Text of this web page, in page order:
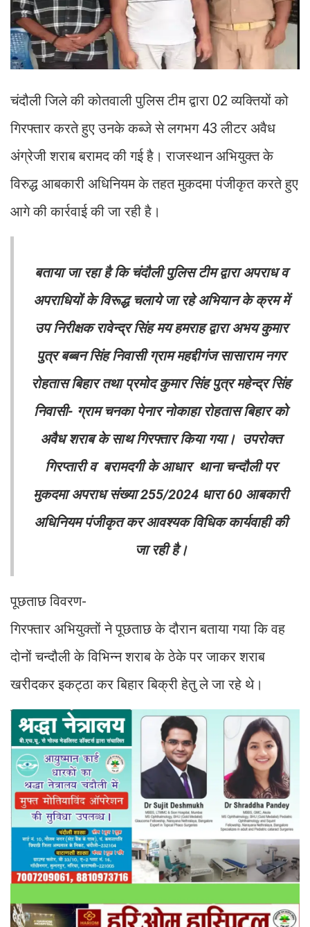
चंदौली जिले की कोतवाली पुलिस टीम द्वारा 02 व्यक्तियों को
गिरफ्तार करते हुए उनके कब्जे से लगभग 43 लीटर अवैध
अंग्रेजी शराब बरामद की गई है। राजस्थान अभियुक्त के
विरुद्ध आबकारी अधिनियम के तहत मुकदमा पंजीकृत करते हुए
आगे की कार्रवाई की जा रही है।
बताया जा रहा है कि चंदौली पुलिस टीम द्वारा अपराध व
अपराधियों के विरूद्ध चलाये जा रहे अभियान के क्रम में
उप निरीक्षक रावेन्द्र सिंह मय हमराह द्वारा अभय कुमार
पुत्र बब्बन सिंह निवासी ग्राम महद्दीगंज सासाराम नगर
रोहतास बिहार तथा प्रमोद कुमार सिंह पुत्र महेन्द्र सिंह
निवासी- ग्राम चनका पेनार नोकाहा रोहतास बिहार को
अवैध शराब के साथ गिरफ्तार किया गया। उपरोक्त
गिरप्तारी व बरामदगी के आधार थाना चन्दौली पर
मुकदमा अपराध संख्या 255/2024 धारा 60 आबकारी
अधिनियम पंजीकृत कर आवश्यक विधिक कार्यवाही की
जा रही है।
पूछताछ विवरण-
गिरफ्तार अभियुक्तों ने पूछताछ के दौरान बताया गया कि वह
दोनों चन्दौली के विभिन्न शराब के ठेके पर जाकर शराब
खरीदकर इकट्ठा कर बिहार बिक्री हेतु ले जा रहे थे।